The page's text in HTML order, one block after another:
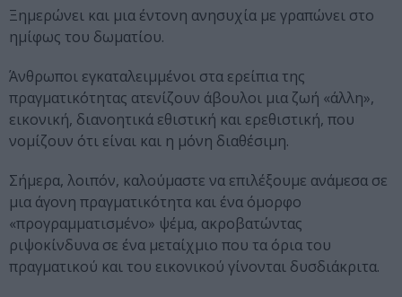
Ξημερώνει και μια έντονη ανησυχία με γραπώνει στο
ημίφως του δωματίου.
Άνθρωποι εγκαταλειμμένοι στα ερείπια της
πραγματικότητας ατενίζουν άβουλοι μια ζωή «άλλη»,
εικονική, διανοητικά εθιστική και ερεθιστική, που
νομίζουν ότι είναι και η μόνη διαθέσιμη.
Σήμερα, λοιπόν, καλούμαστε να επιλέξουμε ανάμεσα σε
μια άγονη πραγματικότητα και ένα όμορφο
«προγραμματισμένο» ψέμα, ακροβατώντας
ριψοκίνδυνα σε ένα μεταίχμιο που τα όρια του
πραγματικού και του εικονικού γίνονται δυσδιάκριτα.